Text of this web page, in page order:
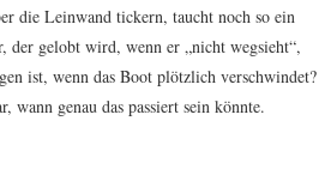
die Leinwand tickern, taucht noch so ein
der gelobt wird, wenn er „nicht wegsieht“,
ist, wenn das Boot plötzlich verschwindet?
wann genau das passiert sein könnte.